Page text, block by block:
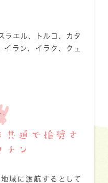
ラエル、トルコ、カタ
イラン、イラク、クェ
共通で推奨さ
チン
地域に渡航するとして